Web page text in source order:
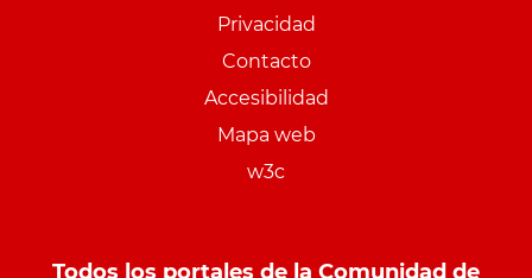
Privacidad
Contacto
Accesibilidad
Mapa web
w3c
Todos los portales de la Comunidad de